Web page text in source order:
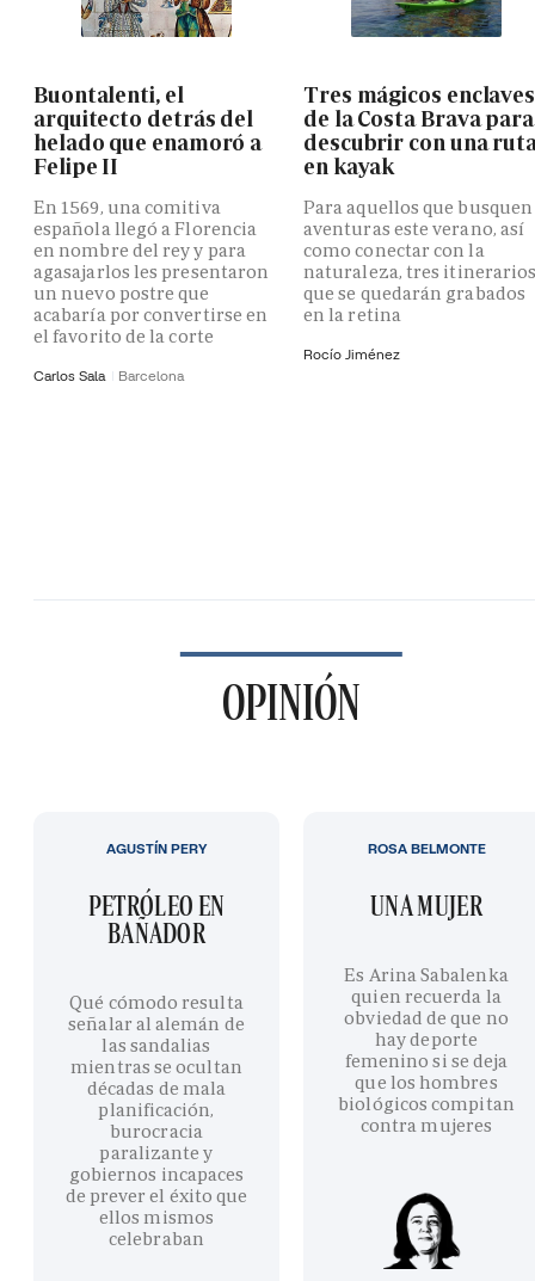
Buontalenti, el
arquitecto detrás del
helado que enamoró a
Felipe II
En 1569, una comitiva
española llegó a Florencia
en nombre del rey y para
agasajarlos les presentaron
un nuevo postre que
acabaría por convertirse en
el favorito de la corte
Carlos Sala Barcelona
Tres mágicos enclaves
de la Costa Brava para
descubrir con una
en kayak
Para aquellos que busquen
aventuras este verano, así
como conectar con la
naturaleza, tres
que se quedarán grabados
en la retina
Rocío Jiménez
OPINIÓN
PETRÓLEO EN
BAÑADOR
Qué cómodo resulta
señalar al alemán de
las sandalias
mientras se ocultan
décadas de mala
planificación,
burocracia
paralizante y
gobiernos incapaces
de prever el éxito que
ellos mismos
celebraban
AGUSTÍN PERY
UNA MUJER
Es Arina Sabalenka
quien recuerda la
obviedad de que no
hay deporte
femenino si se deja
que los hombres
biológicos compitan
contra mujeres
ROSA BELMONTE